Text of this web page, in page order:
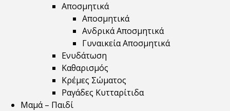
Αποσμητικά
Αποσμητικά
Ανδρικά Αποσμητικά
Γυναικεία Αποσμητικά
Ενυδάτωση
Καθαρισμός
Κρέμες Σώματος
Ραγάδες Κυτταρίτιδα
Μαμά – Παιδί